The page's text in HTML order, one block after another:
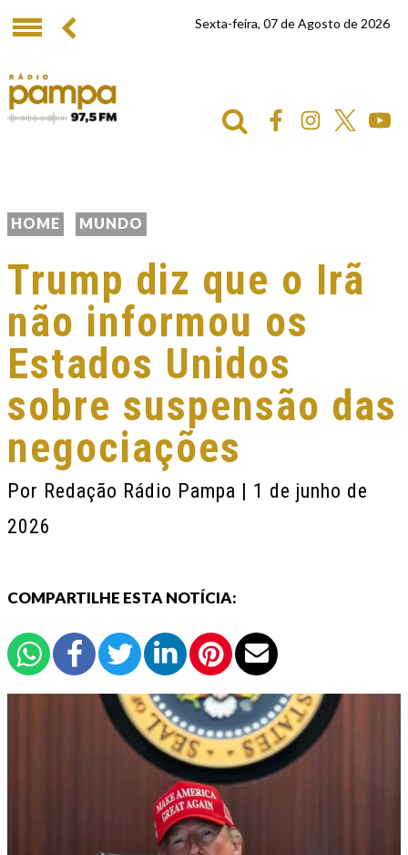
Sexta-feira, 07 de Agosto de 2026
HOME MUNDO
Trump diz que o Irã
não informou os
Estados Unidos
sobre suspensão das
negociações
Por Redação Rádio Pampa | 1 de junho de
2026
COMPARTILHE ESTA NOTÍCIA: